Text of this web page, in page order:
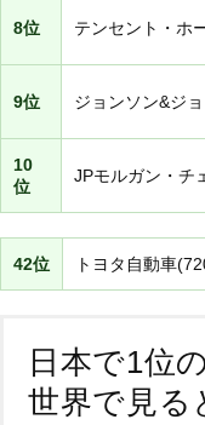
8位 テンセント・ホ
9位 ジョンソン&ジ
10
位
JPモルガン・チ
42位 トヨタ自動車
日本で1位
世界で見る